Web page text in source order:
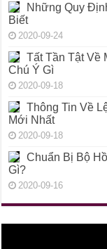
Những Quy
Biết
2020-09-24
Tất Tần Tật Về
Chú Ý Gì
2020-09-18
Thông Tin Về
Mới Nhất
2020-09-18
Chuẩn Bị Bộ
Gì?
2020-09-16